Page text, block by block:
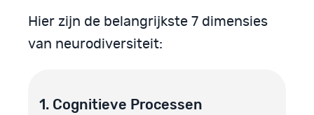
Hier zijn de belangrijkste 7 dimensies
van neurodiversiteit:
1. Cognitieve Processen